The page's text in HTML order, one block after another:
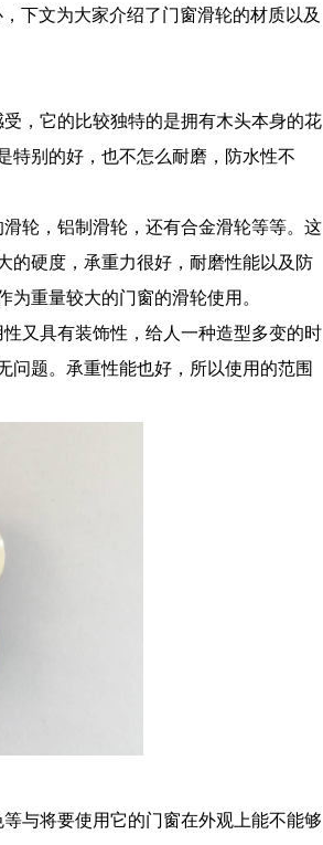
下文为大家介绍了门窗滑轮的材质以及
，它的比较独特的是拥有木头本身的花
特别的好，也不怎么耐磨，防水性不
轮，铝制滑轮，还有合金滑轮等等。这
的硬度，承重力很好，耐磨性能以及防
重量较大的门窗的滑轮使用。
又具有装饰性，给人一种造型多变的时
问题。承重性能也好，所以使用的范围
与将要使用它的门窗在外观上能不能够